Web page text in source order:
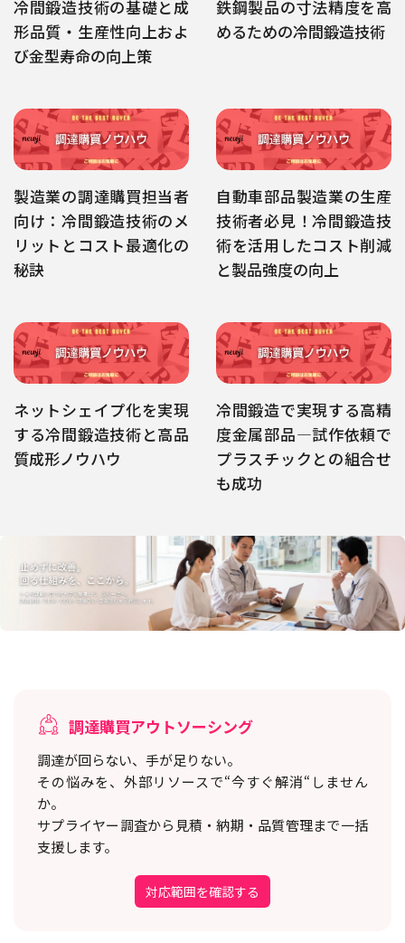
冷間鍛造技術の基礎と成
形品質・生産性向上およ
び金型寿命の向上策
鉄鋼製品の寸法精度を高
めるための冷間鍛造技術
製造業の調達購買担当者
向け：冷間鍛造技術のメ
リットとコスト最適化の
秘訣
自動車部品製造業の生産
技術者必見！冷間鍛造技
術を活用したコスト削減
と製品強度の向上
ネットシェイプ化を実現
する冷間鍛造技術と高品
質成形ノウハウ
冷間鍛造で実現する高精
度金属部品―試作依頼で
プラスチックとの組合せ
も成功
調達購買アウトソーシング
調達が回らない、手が足りない。
その悩みを、外部リソースで“今すぐ解消“しません
か。
サプライヤー調査から見積・納期・品質管理まで一括
支援します。
対応範囲を確認する